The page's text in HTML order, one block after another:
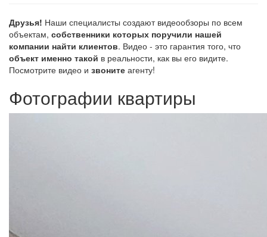
Друзья! Наши специалисты создают видеообзоры по всем
объектам, собственники которых поручили нашей
компании найти клиентов. Видео - это гарантия того, что
объект именно такой в реальности, как вы его видите.
Посмотрите видео и звоните агенту!
Фотографии квартиры